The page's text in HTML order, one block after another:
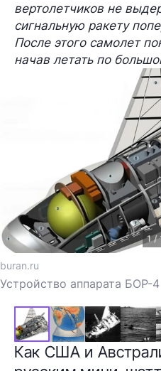
вертолетчиков не
сигнальную ракету
После этого самолет
начав летать по
1 /
buran.ru
Устройство аппарата БОР-4
Как США и